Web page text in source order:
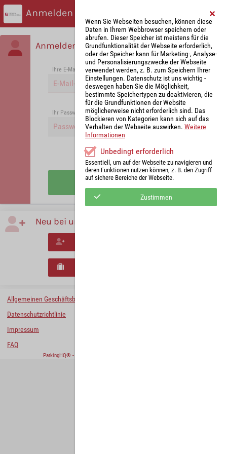
Anmelden
Anmelden
Ihre E-Mail-Adresse *
Passwort vergessen?
Ihr Passwort *
Angemeldet bleiben
Anmelden
Neu bei uns?
Allgemeinen Geschäftsbedingungen
Datenschutzrichtlinie
Impressum
FAQ
ParkingHQ® - eine Lösung von
Wenn Sie Webseiten besuchen, können diese
Daten in Ihrem Webbrowser speichern oder
abrufen. Dieser Speicher ist meistens für die
Grundfunktionalität der Webseite erforderlich,
oder der Speicher kann für Marketing-, Analyse-
und Personalisierungszwecke der Webseite
verwendet werden, z. B. zum Speichern Ihrer
Einstellungen. Datenschutz ist uns wichtig -
deswegen haben Sie die Möglichkeit,
bestimmte Speichertypen zu deaktivieren, die
für die Grundfunktionen der Website
möglicherweise nicht erforderlich sind. Das
Blockieren von Kategorien kann sich auf das
Verhalten der Webseite auswirken. Weitere
Informationen
Unbedingt erforderlich
Essentiell, um auf der Webseite zu navigieren und
deren Funktionen nutzen können, z. B. den Zugriff
auf sichere Bereiche der Webseite.
Zustimmen